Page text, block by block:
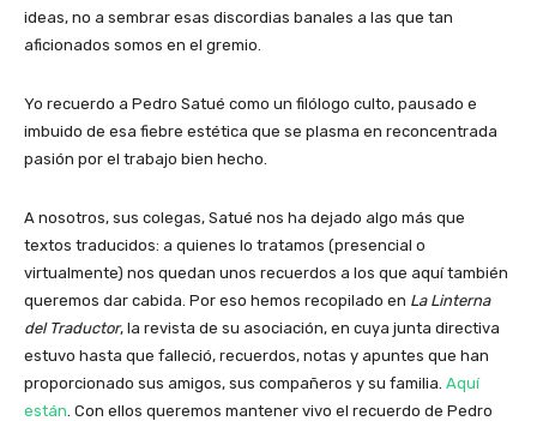
ideas, no a sembrar esas discordias banales a las que tan
aficionados somos en el gremio.
Yo recuerdo a Pedro Satué como un filólogo culto, pausado e
imbuido de esa fiebre estética que se plasma en reconcentrada
pasión por el trabajo bien hecho.
A nosotros, sus colegas, Satué nos ha dejado algo más que
textos traducidos: a quienes lo tratamos (presencial o
virtualmente) nos quedan unos recuerdos a los que aquí también
queremos dar cabida. Por eso hemos recopilado en La Linterna
del Traductor, la revista de su asociación, en cuya junta directiva
estuvo hasta que falleció, recuerdos, notas y apuntes que han
proporcionado sus amigos, sus compañeros y su familia. Aquí
están . Con ellos queremos mantener vivo el recuerdo de Pedro